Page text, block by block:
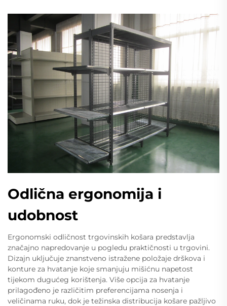
Odlična ergonomija i
udobnost
Ergonomski odličnost trgovinskih košara predstavlja
značajno napredovanje u pogledu praktičnosti u trgovini.
Dizajn uključuje znanstveno istražene položaje drškova i
konture za hvatanje koje smanjuju mišićnu napetost
tijekom dugućeg korištenja. Više opcija za hvatanje
prilagođeno je različitim preferencijama nosenja i
veličinama ruku, dok je težinska distribucija košare pažljivo